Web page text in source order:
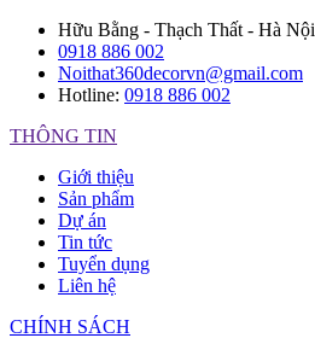
Hữu Bằng - Thạch Thất - Hà Nội
0918 886 002
Noithat360decorvn@gmail.com
Hotline: 0918 886 002
THÔNG TIN
Giới thiệu
Sản phẩm
Dự án
Tin tức
Tuyển dụng
Liên hệ
CHÍNH SÁCH